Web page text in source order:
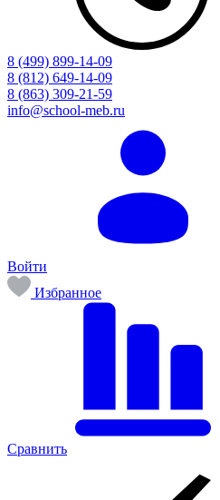
8 (499) 899-14-09
8 (812) 649-14-09
8 (863) 309-21-59
info@school-meb.ru
Войти
Избранное
Сравнить